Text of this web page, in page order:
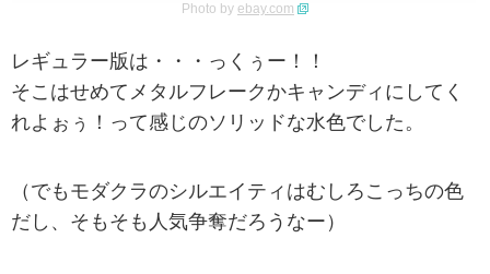
Photo by ebay.com
レギュラー版は・・・っくぅー！！
そこはせめてメタルフレークかキャンディにしてく
れよぉぅ！って感じのソリッドな水色でした。
（でもモダクラのシルエイティはむしろこっちの色
だし、そもそも人気争奪だろうなー）